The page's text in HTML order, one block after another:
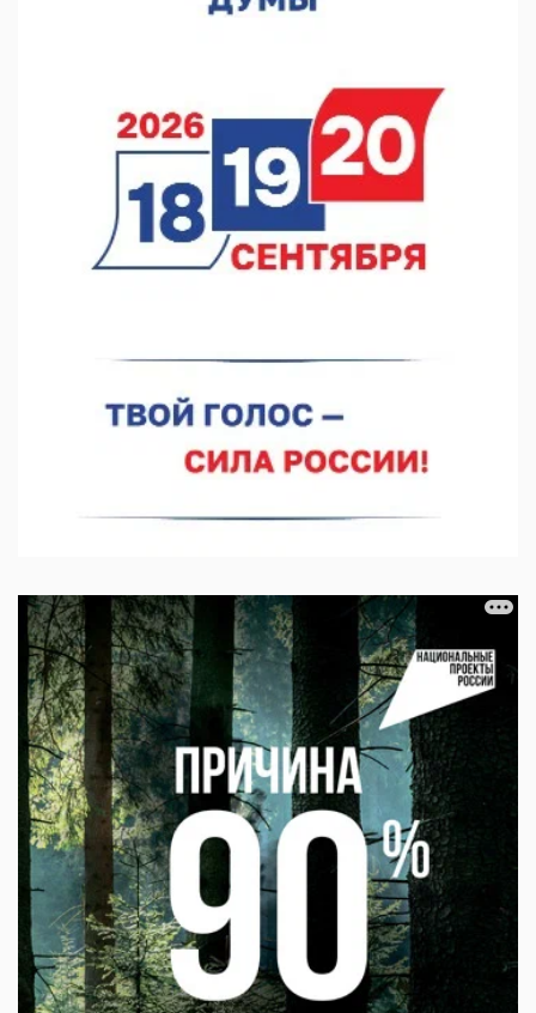
Нижегородские хирурги выполнили трансоральную
операцию на щитовидной железе
06.08.2026 15:03
Более 30 нижегородцев прошли обучение для соцконтракта
06.08.2026 14:46